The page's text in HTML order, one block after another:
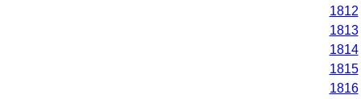
1812
1813
1814
1815
1816